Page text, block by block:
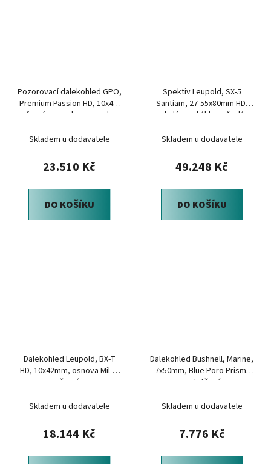
Pozorovací dalekohled GPO,
Premium Passion HD, 10x42,
černý, pouzdro, popruh,
Skladem u dodavatele
23.510 Kč
DO KOŠÍKU
Spektiv Leupold, SX-5
Santiam, 27-55x80mm HD,
okulár pod úhlem, šedý
Skladem u dodavatele
49.248 Kč
DO KOŠÍKU
Dalekohled Leupold, BX-T
HD, 10x42mm, osnova Mil-L,
černý
Skladem u dodavatele
18.144 Kč
Dalekohled Bushnell, Marine,
7x50mm, Blue Poro Prism,
vodotěsný
Skladem u dodavatele
7.776 Kč